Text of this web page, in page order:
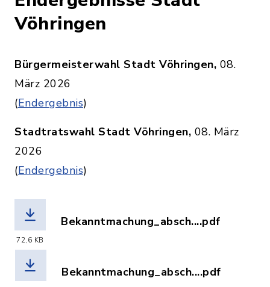
Vöhringen
Bürgermeisterwahl Stadt Vöhringen, 08.
März 2026
(Endergebnis)
Stadtratswahl Stadt Vöhringen, 08. März
2026
(Endergebnis)
72,6 KB
Bekanntmachung_absch....pdf
Bekanntmachung_absch....pdf